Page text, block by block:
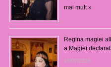
mai mult »
Regina magiei
a Magiei
16/07/2025